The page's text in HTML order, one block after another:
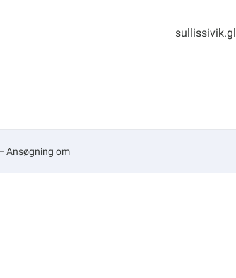
sullissivik.gl
Ansøgning om